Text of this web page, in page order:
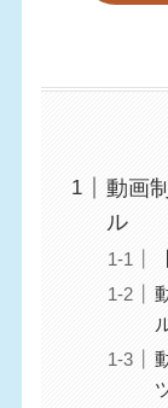
動画
ル